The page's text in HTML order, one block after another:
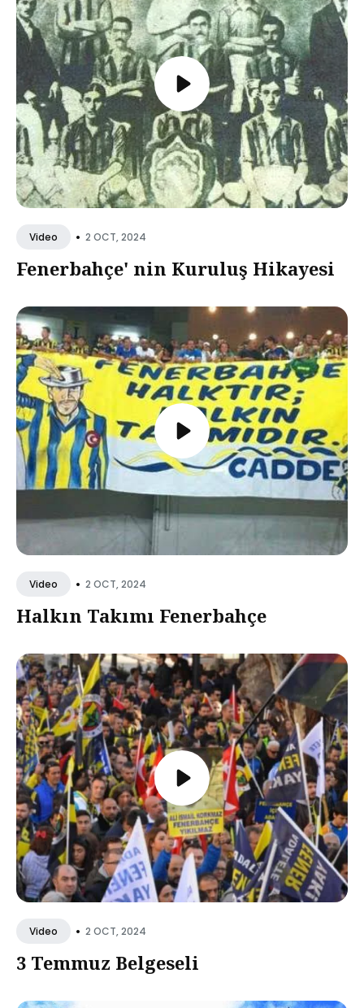
Video • 2 OCT, 2024
Fenerbahçe' nin Kuruluş Hikayesi
Video • 2 OCT, 2024
Halkın Takımı Fenerbahçe
Video • 2 OCT, 2024
3 Temmuz Belgeseli